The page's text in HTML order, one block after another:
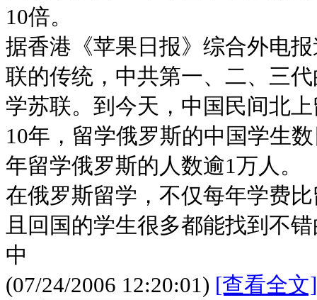
10倍。
据香港《苹果日报》综合外电
联的传统，中共第一、二、三
学苏联。到今天，中国民间北
10年，留学俄罗斯的中国学生
年留学俄罗斯的人数逾1万人。
在俄罗斯留学，不仅每年学费
且回国的学生很多都能找到不
中
(07/24/2006 12:20:01) [查看全文]